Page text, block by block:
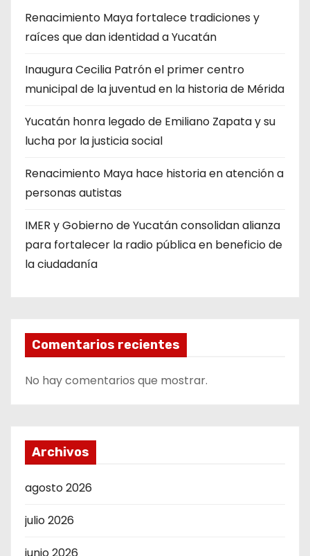
Renacimiento Maya fortalece tradiciones y
raíces que dan identidad a Yucatán
Inaugura Cecilia Patrón el primer centro
municipal de la juventud en la historia de Mérida
Yucatán honra legado de Emiliano Zapata y su
lucha por la justicia social
Renacimiento Maya hace historia en atención a
personas autistas
IMER y Gobierno de Yucatán consolidan alianza
para fortalecer la radio pública en beneficio de
la ciudadanía
Comentarios recientes
No hay comentarios que mostrar.
Archivos
agosto 2026
julio 2026
junio 2026